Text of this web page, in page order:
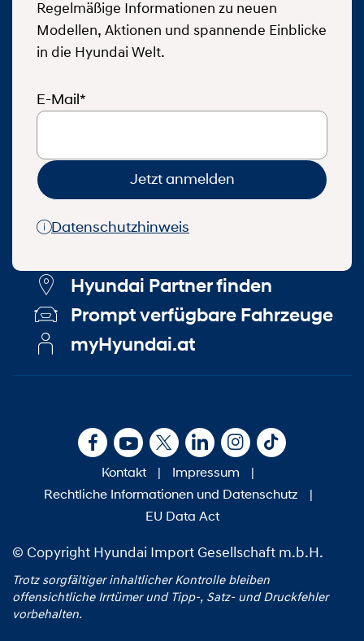
Regelmäßige Informationen zu neuen
Modellen, Aktionen und spannende Einblicke
in die Hyundai Welt.
E-Mail*
Jetzt anmelden
Datenschutzhinweis
Hyundai Partner finden
Prompt verfügbare Fahrzeuge
myHyundai.at
Kontakt | Impressum
|
Rechtliche Informationen und Datenschutz
|
EU Data Act
© Copyright Hyundai Import Gesellschaft m.b.H.
Trotz sorgfältiger inhaltlicher Kontrolle bleiben
offensichtliche Irrtümer und Tipp‑, Satz‑ und Druckfehler
vorbehalten.